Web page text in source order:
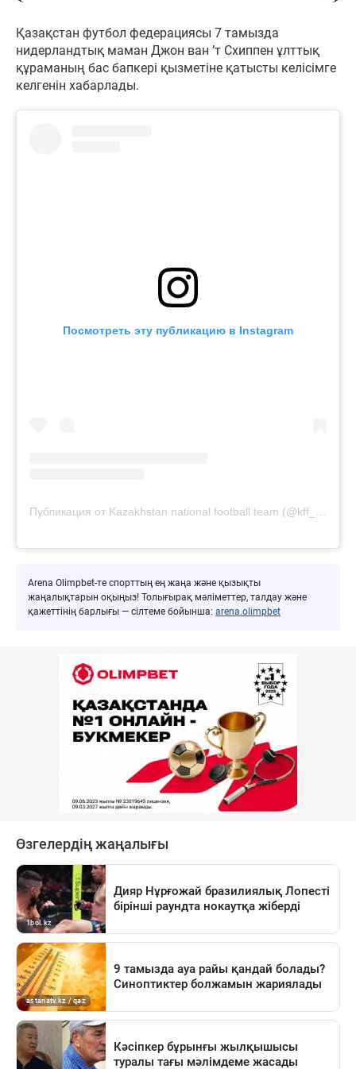
Қазақстан футбол федерациясы 7 тамызда
нидерландтық маман Джон ван ’т Схиппен ұлттық
құраманың бас бапкері қызметіне қатысты келісімге
келгенін хабарлады.
Посмотреть эту публикацию в Instagram
Arena Olimpbet-те спорттың ең жаңа және қызықты
жаңалықтарын оқыңыз! Толығырақ мәліметтер, талдау және
қажеттінің барлығы — сілтеме бойынша: arena.olimpbet